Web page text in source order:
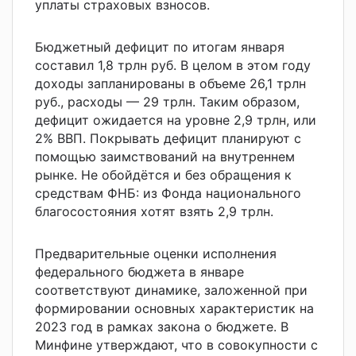
уплаты страховых взносов.
Бюджетный дефицит по итогам января
составил 1,8 трлн руб. В целом в этом году
доходы запланированы в объеме 26,1 трлн
руб., расходы — 29 трлн. Таким образом,
дефицит ожидается на уровне 2,9 трлн, или
2% ВВП. Покрывать дефицит планируют с
помощью заимствований на внутреннем
рынке. Не обойдётся и без обращения к
средствам ФНБ: из Фонда национального
благосостояния хотят взять 2,9 трлн.
Предварительные оценки исполнения
федерального бюджета в январе
соответствуют динамике, заложенной при
формировании основных характеристик на
2023 год в рамках закона о бюджете. В
Минфине утверждают, что в совокупности с